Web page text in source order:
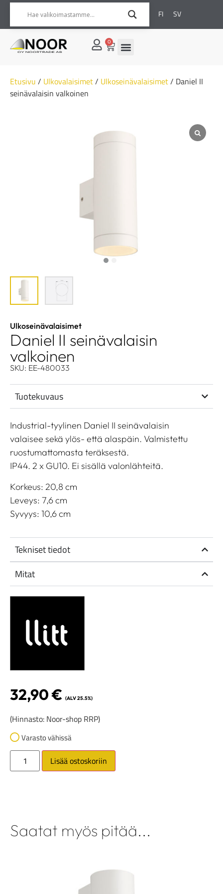
FI SV
0
Etusivu / Ulkovalaisimet/ Ulkoseinävalaisimet/ Daniel II
seinävalaisin valkoinen
Ulkoseinävalaisimet
Daniel II seinävalaisin
valkoinen
SKU: EE-480033
Tuotekuvaus
Industrial-tyylinen Daniel II seinävalaisin
valaisee sekä ylös- että alaspäin. Valmistettu
ruostumattomasta teräksestä.
IP44. 2 x GU10. Ei sisällä valonlähteitä.
Korkeus: 20,8 cm
Leveys: 7,6 cm
Syvyys: 10,6 cm
Tekniset tiedot
Mitat
32,90€ (ALV 25.5%)
(Hinnasto: Noor-shop RRP)
Varasto vähissä
Lisää ostoskoriin
Saatat myös pitää...